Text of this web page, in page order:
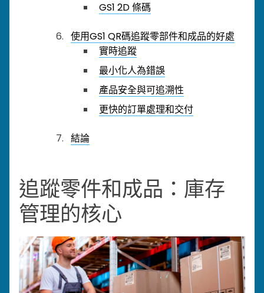
GS1 2D 條碼
使用GS1 QR碼追蹤零部件和成品的好處
實時追蹤
最小化人為錯誤
產品安全與可追溯性
更快的訂單處理和交付
結論
追蹤零件和成品：庫存
管理的核心